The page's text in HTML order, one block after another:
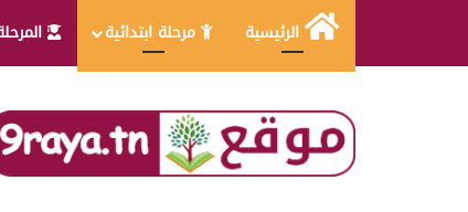
الرئيسية مرحلة ابتدائية